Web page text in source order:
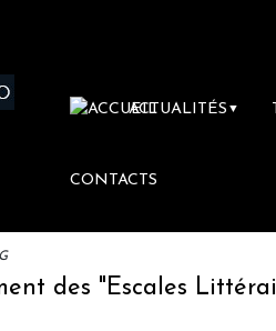
ACTUALITÉS ▼
CONTACTS
des "Escales